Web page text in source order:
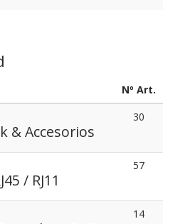
Nº Art.
& Accesorios
30
/ RJ11
57
14